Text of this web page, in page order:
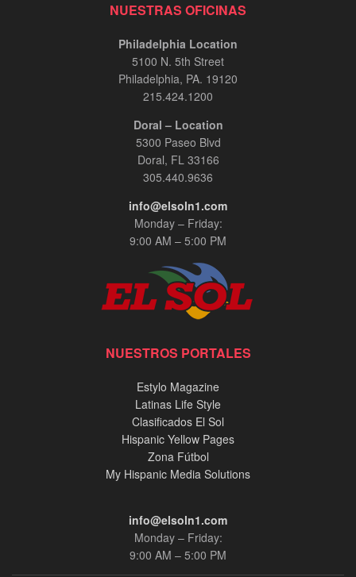
NUESTRAS OFICINAS
Philadelphia Location
5100 N. 5th Street
Philadelphia, PA. 19120
215.424.1200
Doral – Location
5300 Paseo Blvd
Doral, FL 33166
305.440.9636
info@elsoln1.com
Monday – Friday:
9:00 AM – 5:00 PM
NUESTROS PORTALES
Estylo Magazine
Latinas Life Style
Clasificados El Sol
Hispanic Yellow Pages
Zona Fútbol
My Hispanic Media Solutions
info@elsoln1.com
Monday – Friday:
9:00 AM – 5:00 PM